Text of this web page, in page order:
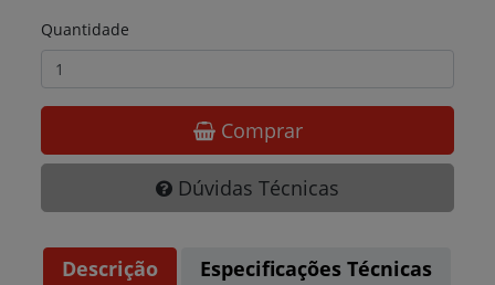
Quantidade
Comprar
Dúvidas Técnicas
Descrição Especificações Técnicas